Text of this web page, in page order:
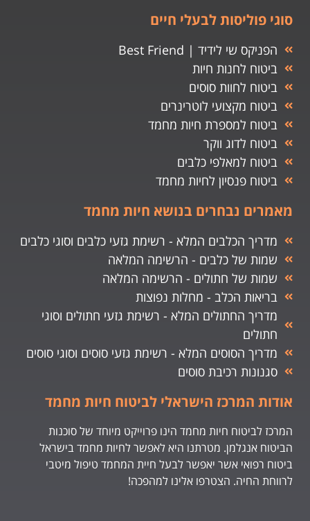
סוגי פוליסות לבעלי חיים
הפניקס שי לידיד | Best Friend
ביטוח לחנות חיות
ביטוח לחוות סוסים
ביטוח מקצועי לוטרינרים
ביטוח למספרת חיות מחמד
ביטוח לדוג ווקר
ביטוח למאלפי כלבים
ביטוח פנסיון לחיות מחמד
מאמרים נבחרים בנושא חיות מחמד
מדריך הכלבים המלא - רשימת גזעי כלבים וסוגי כלבים
שמות של כלבים - הרשימה המלאה
שמות של חתולים - הרשימה המלאה
בריאות הכלב - מחלות נפוצות
מדריך החתולים המלא - רשימת גזעי חתולים וסוגי
חתולים
מדריך הסוסים המלא - רשימת גזעי סוסים וסוגי סוסים
סגנונות רכיבת סוסים
אודות המרכז הישראלי לביטוח חיות מחמד
המרכז לביטוח חיות מחמד הינו פרוייקט מיוחד של סוכנות
הביטוח אנגלמן. מטרתנו היא לאפשר לחיות מחמד בישראל
ביטוח רפואי אשר יאפשר לבעל חיית המחמד טיפול מיטבי
לרווחת החיה. הצטרפו אלינו למהפכה!